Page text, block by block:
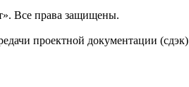
Все права защищены.
проектной документации (сдэк)